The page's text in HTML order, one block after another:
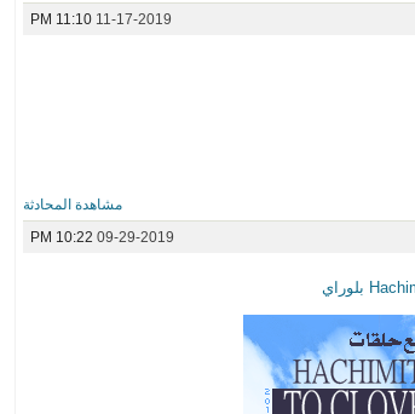
11-17-2019
11:10 PM
مشاهدة المحادثة
09-29-2019
10:22 PM